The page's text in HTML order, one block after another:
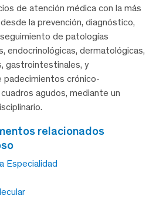
de atención médica con la más
la prevención, diagnóstico,
de patologías
endocrinológicas, dermatológicas,
gastrointestinales, y
crónico-
agudos, mediante un
Especialidad